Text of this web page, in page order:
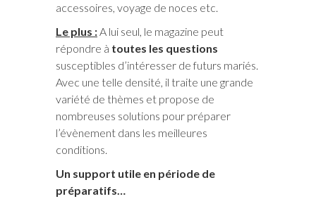
accessoires, voyage de noces etc.
Le plus :A lui seul, le magazine peut
répondre à toutes les questions
susceptibles d’intéresser de futurs mariés.
Avec une telle densité, il traite une grande
variété de thèmes et propose de
nombreuses solutions pour préparer
l’évènement dans les meilleures
conditions.
Un support utile en période de
préparatifs…